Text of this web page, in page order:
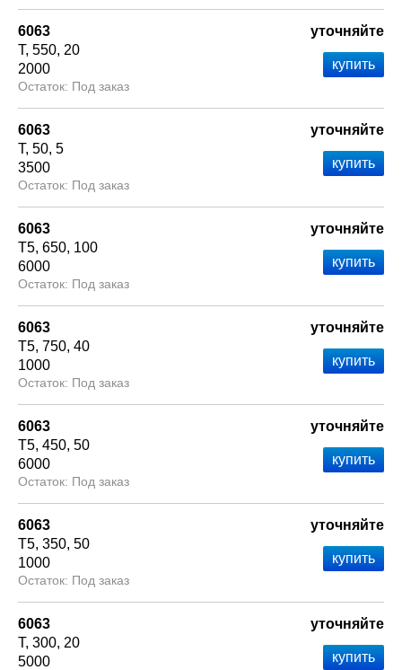
6063
Т 550 20
2000
Под заказ
уточняйте
6063
Т 50 5
3500
Под заказ
уточняйте
6063
Т5 650 100
6000
Под заказ
уточняйте
6063
Т5 750 40
1000
Под заказ
уточняйте
6063
Т5 450 50
6000
Под заказ
уточняйте
6063
Т5 350 50
1000
Под заказ
уточняйте
6063
Т 300 20
5000
уточняйте